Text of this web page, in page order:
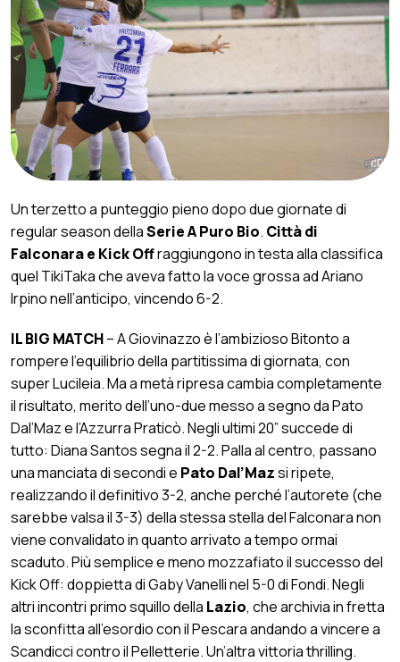
Un terzetto a punteggio pieno dopo due giornate di
regular season dellaSerie A Puro Bio. Città di
Falconara e Kick Offraggiungono in testa alla classifica
quel TikiTaka che aveva fatto la voce grossa ad Ariano
Irpino nell’anticipo, vincendo 6-2.
IL BIG MATCH– A Giovinazzo è l’ambizioso Bitonto a
rompere l’equilibrio della partitissima di giornata, con
super Lucileia. Ma a metà ripresa cambia completamente
il risultato, merito dell’uno-due messo a segno da Pato
Dal’Maz e l’Azzurra Praticò. Negli ultimi 20” succede di
tutto: Diana Santos segna il 2-2. Palla al centro, passano
una manciata di secondi e Pato Dal’Mazsi ripete,
realizzando il definitivo 3-2, anche perché l’autorete (che
sarebbe valsa il 3-3) della stessa stella del Falconara non
viene convalidato in quanto arrivato a tempo ormai
scaduto. Più semplice e meno mozzafiato il successo del
Kick Off: doppietta di Gaby Vanelli nel 5-0 di Fondi. Negli
altri incontri primo squillo della Lazio, che archivia in fretta
la sconfitta all’esordio con il Pescara andando a vincere a
Scandicci contro il Pelletterie. Un’altra vittoria thrilling.